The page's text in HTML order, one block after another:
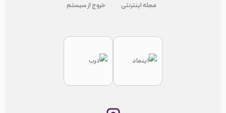
مجله اینترنتی
خروج از سیستم